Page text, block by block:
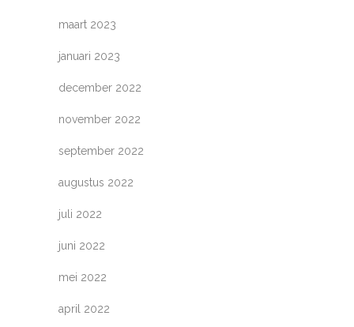
maart 2023
januari 2023
december 2022
november 2022
september 2022
augustus 2022
juli 2022
juni 2022
mei 2022
april 2022